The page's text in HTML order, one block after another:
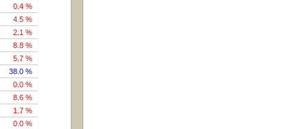
0.4 %
4.5 %
2.1 %
8.8 %
5.7 %
38.0 %
0.0 %
8.6 %
1.7 %
0.0 %